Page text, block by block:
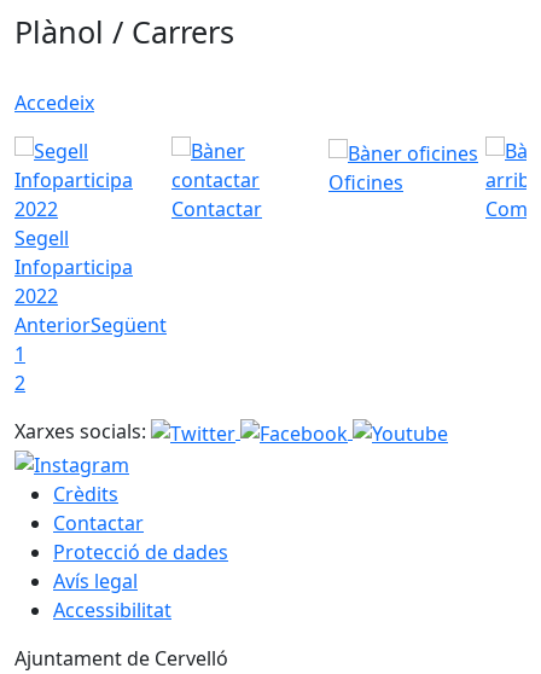
Plànol / Carrers
Accedeix
Segell
Infoparticipa
2022
Contactar
Oficines
Com
AnteriorSegüent
1
2
Xarxes socials:
Crèdits
Contactar
Protecció de dades
Avís legal
Accessibilitat
Ajuntament de Cervelló